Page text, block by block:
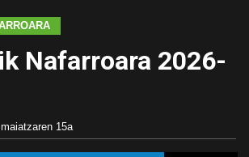
Nafarroara 2026-
15a